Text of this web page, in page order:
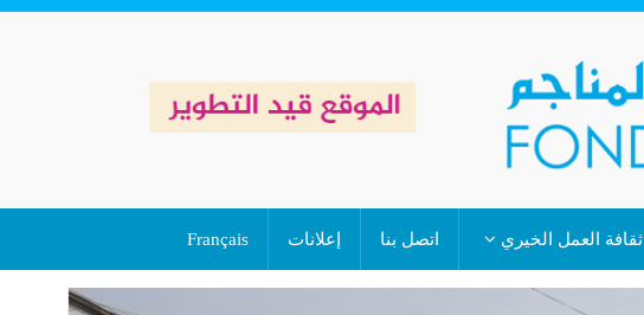
ثقافة العمل الخيري اتصل بنا إعلانات Français